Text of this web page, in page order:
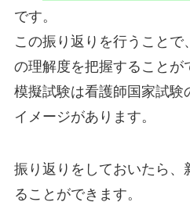
です。
この振り返りを行うこと
の理解度を把握することが
模擬試験は看護師国家試験
イメージがあります。
振り返りをしておいたら、
ることができます。